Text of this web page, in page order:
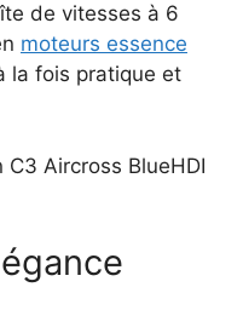
de vitesses à 6
moteurs essence
la fois pratique et
C3 Aircross BlueHDI